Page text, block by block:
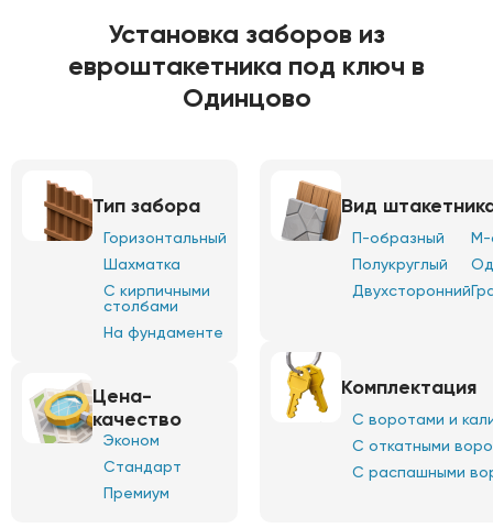
Установка заборов из
евроштакетника под ключ в
Одинцово
Тип забора
Горизонтальный
Шахматка
С кирпичными
столбами
На фундаменте
Цена-
качество
Эконом
Стандарт
Премиум
Вид
П-образный
М-
Полукруглый
Двухсторонний
Комплектация
С воротами и
С откатными
С распашными